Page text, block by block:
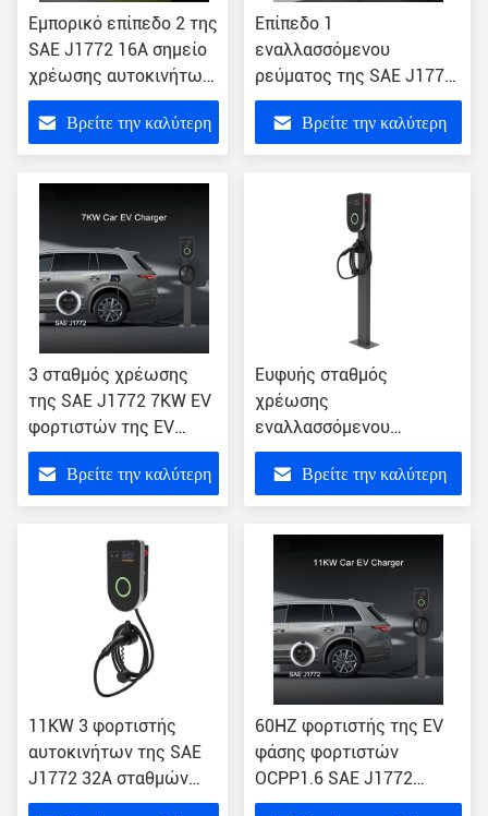
Εμπορικό επίπεδο 2 της
SAE J1772 16A σημείο
χρέωσης αυτοκινήτων
σταθμών χρέωσης
OCPP1.6 7KW
Βρείτε την καλύτερη
Επίπεδο 1
εναλλασσόμενου
ρεύματος της SAE J1772
σημείο χρέωσης
αυτοκινήτων φορτιστών
50Hz 7KW
Βρείτε την καλύτερη
3 σταθμός χρέωσης
της SAE J1772 7KW EV
φορτιστών της EV
αυτοκινήτων
εναλλασσόμενου
ρεύματος φάσης
Βρείτε την καλύτερη
Ευφυής σταθμός
χρέωσης
εναλλασσόμενου
ρεύματος EV φορτιστών
εναλλασσόμενου
ρεύματος EV της SAE
J1772 22KW
Βρείτε την καλύτερη
11KW 3 φορτιστής
αυτοκινήτων της SAE
J1772 32A σταθμών
χρέωσης
60HZ φορτιστής της EV
φάσης φορτιστών
OCPP1.6 SAE J1772
11KW 3 της EV